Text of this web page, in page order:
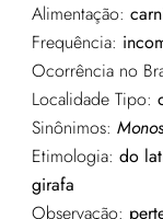
Alimentação:
Frequência:
Ocorrência no
Localidade Tipo:
Sinônimos:
Etimologia: do
girafa
Observação: